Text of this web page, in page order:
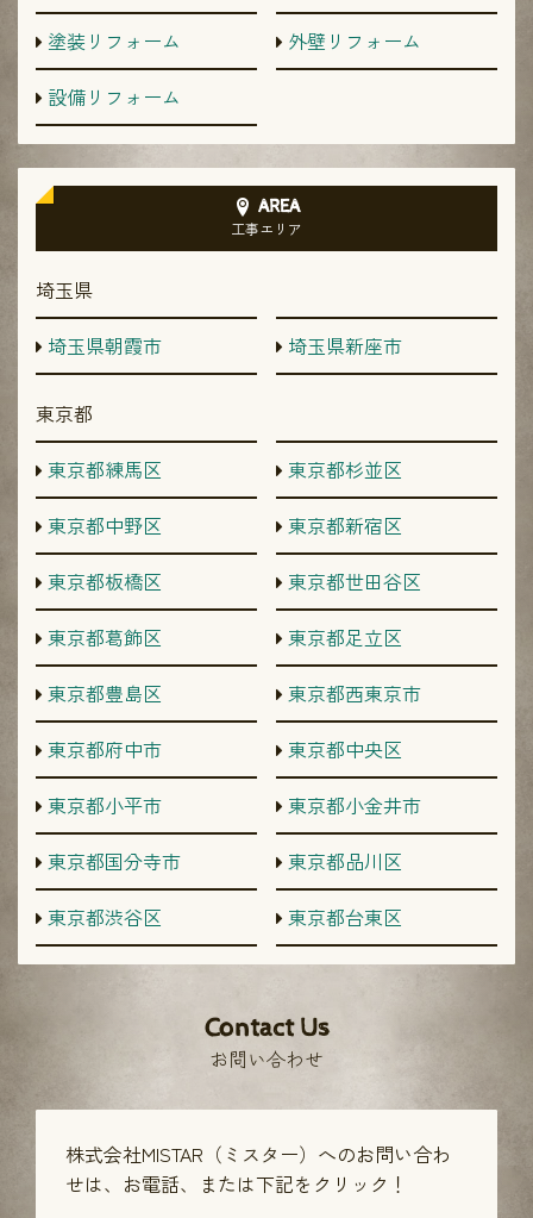
塗装リフォーム
外壁リフォーム
設備リフォーム
AREA
工事エリア
埼玉県
埼玉県朝霞市
埼玉県新座市
東京都
東京都練馬区
東京都杉並区
東京都中野区
東京都新宿区
東京都板橋区
東京都世田谷区
東京都葛飾区
東京都足立区
東京都豊島区
東京都西東京市
東京都府中市
東京都中央区
東京都小平市
東京都小金井市
東京都国分寺市
東京都品川区
東京都渋谷区
東京都台東区
Contact Us
お問い合わせ
株式会社MISTAR（ミスター）へのお問い合わ
せは、 お電話、または下記をクリック！